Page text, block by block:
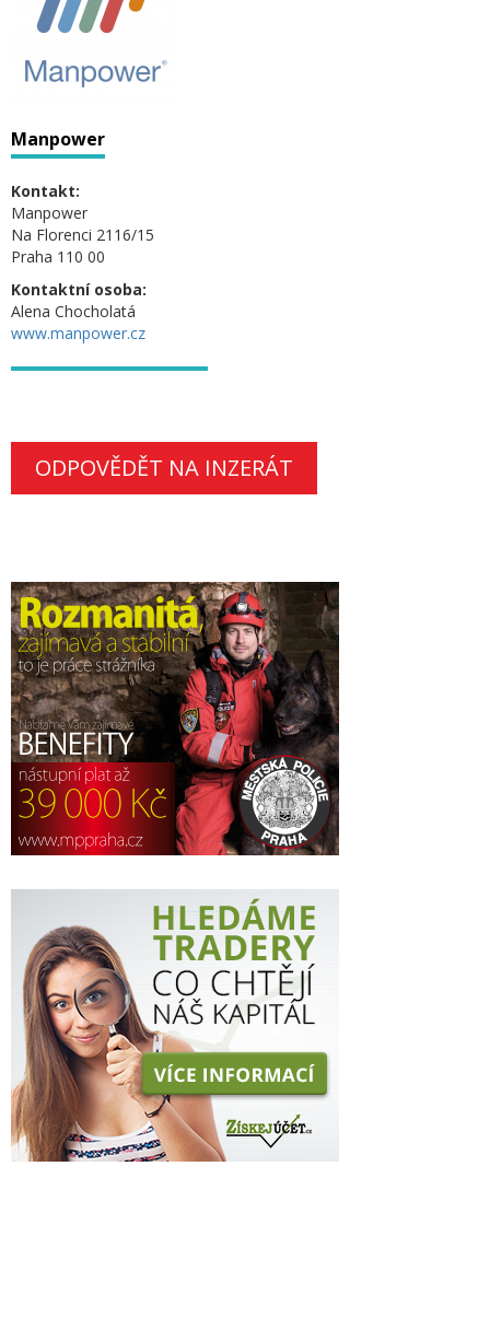
Manpower
Kontakt:
Manpower
Na Florenci 2116/15
Praha 110 00
Kontaktní osoba:
Alena Chocholatá
www.manpower.cz
ODPOVĚDĚT NA INZERÁT